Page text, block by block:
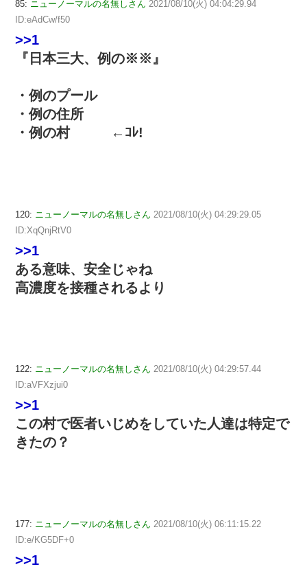
85: ニューノーマルの名無しさん 2021/08/10(火) 04:04:29.94
ID:eAdCw/f50
>>1
『日本三大、例の※※』
・例のプール
・例の住所
・例の村 ←ｺﾚ!
120: ニューノーマルの名無しさん 2021/08/10(火) 04:29:29.05
ID:XqQnjRtV0
>>1
ある意味、安全じゃね
高濃度を接種されるより
122: ニューノーマルの名無しさん 2021/08/10(火) 04:29:57.44
ID:aVFXzjui0
>>1
この村で医者いじめをしていた人達は特定で
きたの？
177: ニューノーマルの名無しさん 2021/08/10(火) 06:11:15.22
ID:e/KG5DF+0
>>1